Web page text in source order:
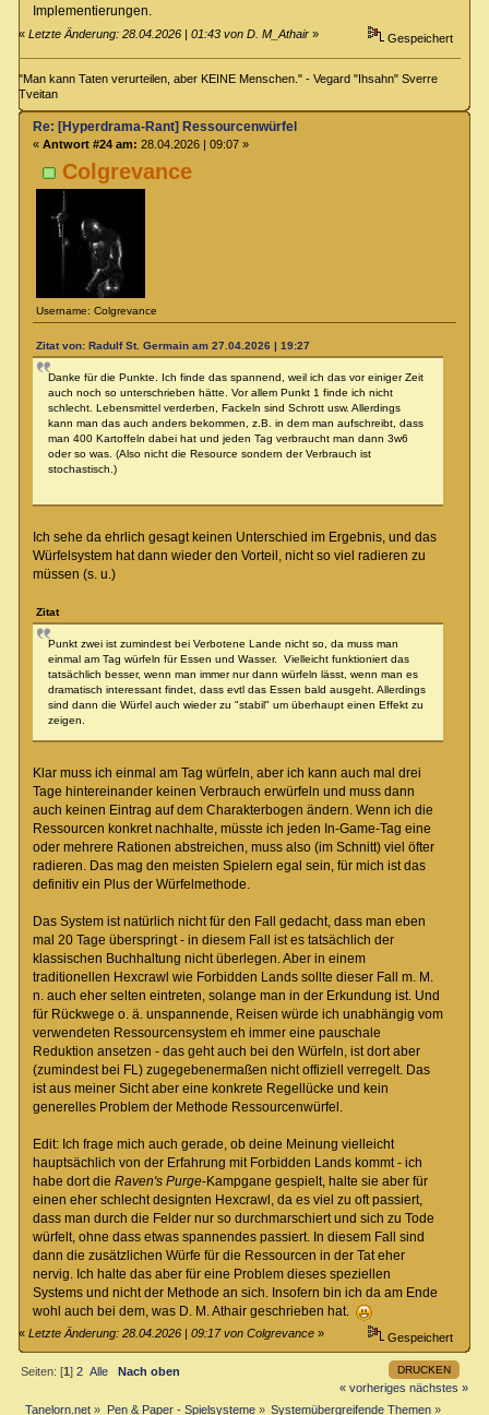
Implementierungen.
«Letzte Änderung: 28.04.2026 | 01:43 von D. M_Athair » Gespeichert
"Man kann Taten verurteilen, aber KEINE Menschen." - Vegard "Ihsahn" Sverre
Tveitan
Colgrevance
Username: Colgrevance
Re: [Hyperdrama-Rant] Ressourcenwürfel
« Antwort #24 am: 28.04.2026 | 09:07 »
Zitat von: Radulf St. Germain am 27.04.2026 | 19:27
Danke für die Punkte. Ich finde das spannend, weil ich das vor einiger Zeit
auch noch so unterschrieben hätte. Vor allem Punkt 1 finde ich nicht
schlecht. Lebensmittel verderben, Fackeln sind Schrott usw. Allerdings
kann man das auch anders bekommen, z.B. in dem man aufschreibt, dass
man 400 Kartoffeln dabei hat und jeden Tag verbraucht man dann 3w6
oder so was. (Also nicht die Resource sondern der Verbrauch ist
stochastisch.)
Ich sehe da ehrlich gesagt keinen Unterschied im Ergebnis, und das
Würfelsystem hat dann wieder den Vorteil, nicht so viel radieren zu
müssen (s. u.)
Zitat
Punkt zwei ist zumindest bei Verbotene Lande nicht so, da muss man
einmal am Tag würfeln für Essen und Wasser. Vielleicht funktioniert das
tatsächlich besser, wenn man immer nur dann würfeln lässt, wenn man es
dramatisch interessant findet, dass evtl das Essen bald ausgeht. Allerdings
sind dann die Würfel auch wieder zu "stabil" um überhaupt einen Effekt zu
zeigen.
Klar muss ich einmal am Tag würfeln, aber ich kann auch mal drei
Tage hintereinander keinen Verbrauch erwürfeln und muss dann
auch keinen Eintrag auf dem Charakterbogen ändern. Wenn ich die
Ressourcen konkret nachhalte, müsste ich jeden In-Game-Tag eine
oder mehrere Rationen abstreichen, muss also (im Schnitt) viel öfter
radieren. Das mag den meisten Spielern egal sein, für mich ist das
definitiv ein Plus der Würfelmethode.
Das System ist natürlich nicht für den Fall gedacht, dass man eben
mal 20 Tage überspringt - in diesem Fall ist es tatsächlich der
klassischen Buchhaltung nicht überlegen. Aber in einem
traditionellen Hexcrawl wie Forbidden Lands sollte dieser Fall m. M.
n. auch eher selten eintreten, solange man in der Erkundung ist. Und
für Rückwege o. ä. unspannende, Reisen würde ich unabhängig vom
verwendeten Ressourcensystem eh immer eine pauschale
Reduktion ansetzen - das geht auch bei den Würfeln, ist dort aber
(zumindest bei FL) zugegebenermaßen nicht offiziell verregelt. Das
ist aus meiner Sicht aber eine konkrete Regellücke und kein
generelles Problem der Methode Ressourcenwürfel.
Edit: Ich frage mich auch gerade, ob deine Meinung vielleicht
hauptsächlich von der Erfahrung mit Forbidden Lands kommt - ich
habe dort die Raven's Purge-Kampgane gespielt, halte sie aber für
einen eher schlecht designten Hexcrawl, da es viel zu oft passiert,
dass man durch die Felder nur so durchmarschiert und sich zu Tode
würfelt, ohne dass etwas spannendes passiert. In diesem Fall sind
dann die zusätzlichen Würfe für die Ressourcen in der Tat eher
nervig. Ich halte das aber für eine Problem dieses speziellen
Systems und nicht der Methode an sich. Insofern bin ich da am Ende
wohl auch bei dem, was D. M. Athair geschrieben hat.
«Letzte Änderung: 28.04.2026 | 09:17 von Colgrevance » Gespeichert
DRUCKEN
Seiten: [1]2 Alle
Nach oben
« vorheriges nächstes »
Tanelorn.net » Pen & Paper - Spielsysteme» Systemübergreifende Themen »